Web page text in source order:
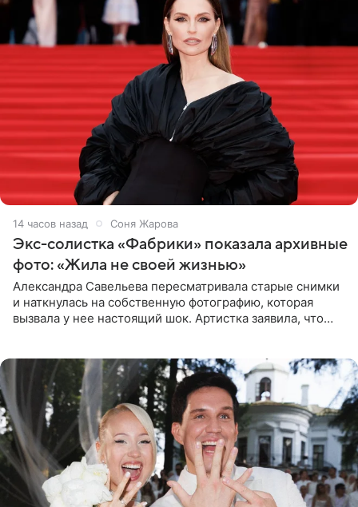
14 часов назад Соня Жарова
Экс-солистка «Фабрики» показала архивные
фото: «Жила не своей жизнью»
Александра Савельева пересматривала старые снимки
и наткнулась на собственную фотографию, которая
вызвала у нее настоящий шок. Артистка заявила, что